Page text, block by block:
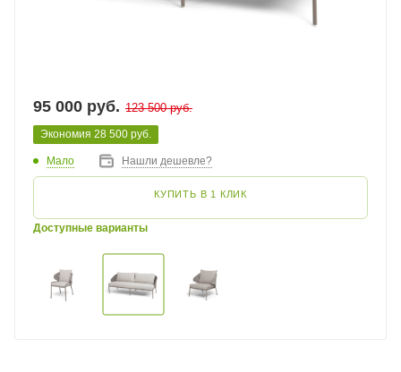
95 000 руб. 123 500руб.
Экономия 28 500 руб.
Мало Нашли дешевле?
Доступные варианты
КУПИТЬ В 1 КЛИК